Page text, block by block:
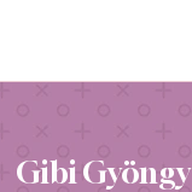
Gibi Gyöngy